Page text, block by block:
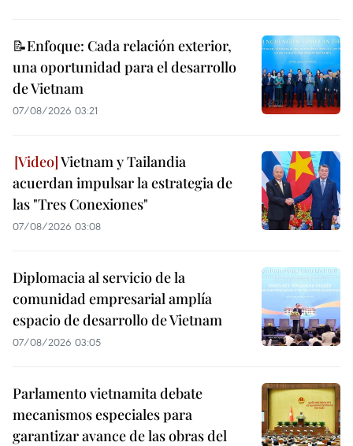
📝Enfoque: Cada relación exterior,
una oportunidad para el desarrollo
de Vietnam
07/08/2026 03:21
Vietnam y Tailandia
acuerdan impulsar la estrategia de
las "Tres Conexiones"
07/08/2026 03:08
Diplomacia al servicio de la
comunidad empresarial amplía
espacio de desarrollo de Vietnam
07/08/2026 03:05
Parlamento vietnamita debate
mecanismos especiales para
garantizar avance de las obras del